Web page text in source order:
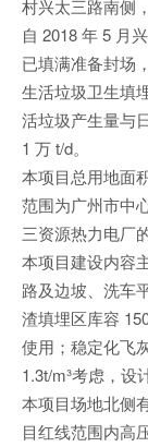
村兴太三路南侧
自 2018 年 5 月
已填满准备封场
生活垃圾卫生填
活垃圾产生量与
1 万 t/d。
本项目总用地面
范围为广州市中
三资源热力电厂
本项目建设内容
路及边坡、洗车
渣填埋区库容
使用；稳定化飞
1.3t/m³考虑，设
本项目场地北侧
目红线范围内高